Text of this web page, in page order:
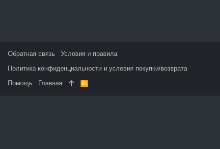
Обратная связь
Условия и правила
Политика конфиденциальности и условия покупки/возврата
Помощь
Главная
R